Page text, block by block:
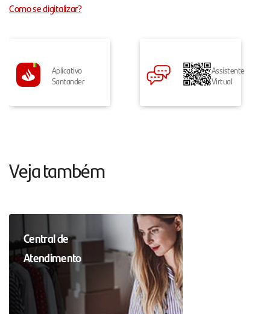
Como se digitalizar?
Aplicativo
Santander
Assistente
Virtual
Veja também
Central de
Atendimento